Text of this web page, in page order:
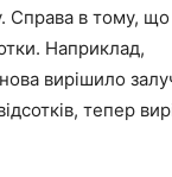
Справа в тому, що
Наприклад,
вирішило
тепер